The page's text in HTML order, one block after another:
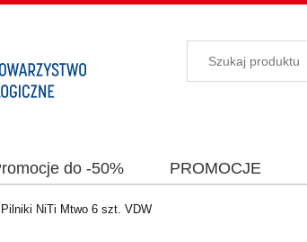
do -50% PROMOCJE
Pilniki NiTi Mtwo 6 szt. VDW